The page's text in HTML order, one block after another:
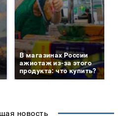
В магазинах России
ажиотаж из-за этого
продукта: что купить?
новость